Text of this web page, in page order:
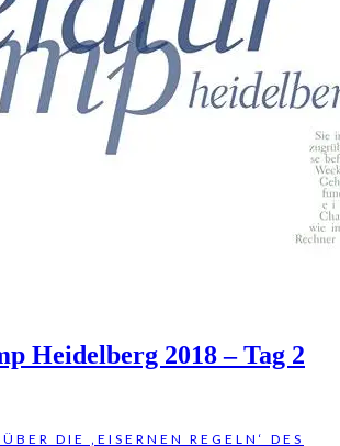
Heidelberg 2018 – Tag 2
DIE ‚EISERNEN REGELN‘ DES